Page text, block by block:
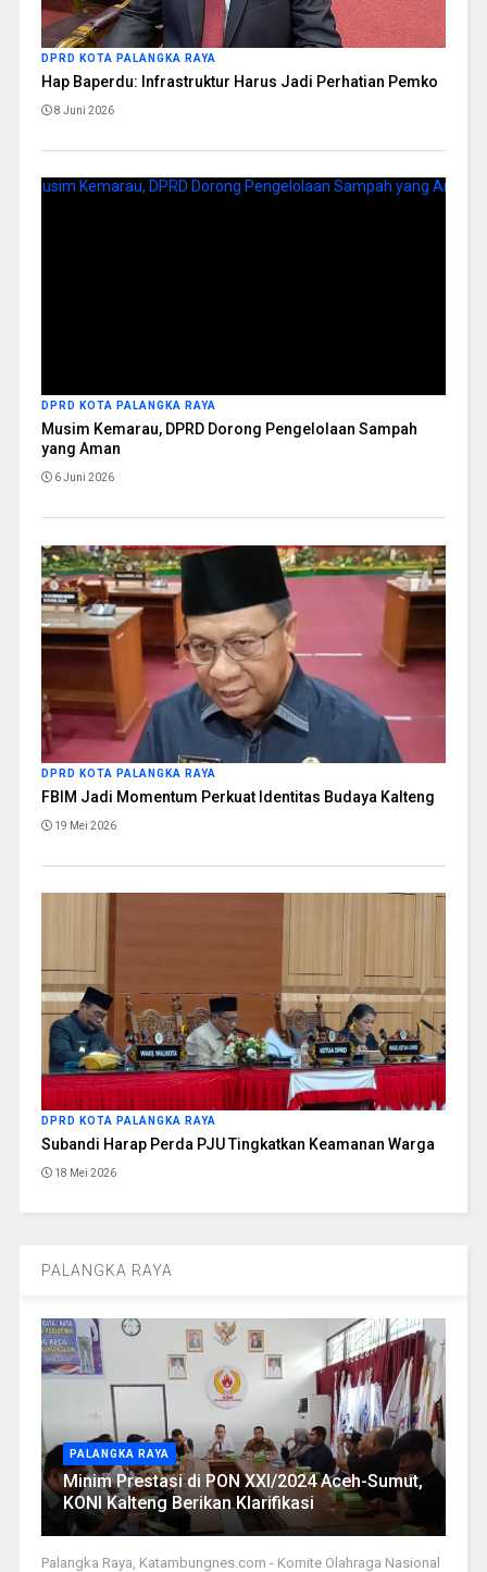
DPRD KOTA PALANGKA RAYA
Hap Baperdu: Infrastruktur Harus Jadi Perhatian Pemko
8 Juni 2026
DPRD KOTA PALANGKA RAYA
Musim Kemarau, DPRD Dorong Pengelolaan Sampah
yang Aman
6 Juni 2026
DPRD KOTA PALANGKA RAYA
FBIM Jadi Momentum Perkuat Identitas Budaya Kalteng
19 Mei 2026
DPRD KOTA PALANGKA RAYA
Subandi Harap Perda PJU Tingkatkan Keamanan Warga
18 Mei 2026
PALANGKA RAYA
PALANGKA RAYA
Minim Prestasi di PON XXI/2024 Aceh-Sumut,
KONI Kalteng Berikan Klarifikasi
Palangka Raya, Katambungnes.com - Komite Olahraga Nasional